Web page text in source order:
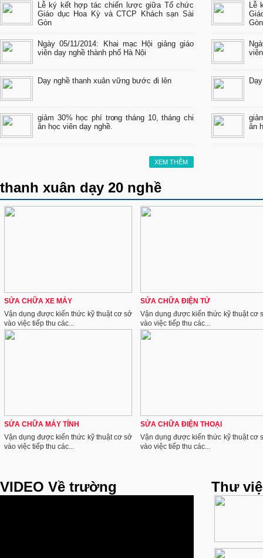
Lễ ký kết hợp tác chiến lược giữa Tổ chức
Giáo dục Hoa Kỳ và CTCP Khách sạn Sài
Gòn
Ngày 05/11/2014: Khai mạc Hội giảng giáo
viên dạy nghề thành phố Hà Nội
Dạy nghề thanh xuân vững bước đi lên
giảm 30% học phí trong tháng 10, tháng chi
ân học viên dạy nghề.
XEM THÊM
Lễ
Gòn
ân
thanh xuân dạy 20 nghề
SỬA CHỮA XE MÁY
Vận dụng được kiến thức kỹ thuật cơ sở
vào việc tiếp thu các...
SỬA CHỮA ĐIỆN TỬ
Vận dụng được kiến thức kỹ thuật cơ
vào việc tiếp thu các...
SỬA CHỮA MÁY TÍNH
Vận dụng được kiến thức kỹ thuật cơ sở
vào việc tiếp thu các...
SỬA CHỮA ĐIỆN THOẠI
Vận dụng được kiến thức kỹ thuật cơ
vào việc tiếp thu các...
VIDEO Về trường Thư